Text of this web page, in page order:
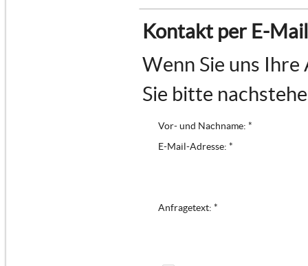
Kontakt per E-Mail
Wenn Sie uns
Sie bitte
Vor- und Nachname: *
E-Mail-Adresse: *
Anfragetext: *